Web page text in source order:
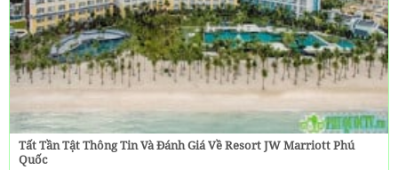
Tất Tần Tật Thông Tin Và Đánh Giá Về Resort JW Marriott Phú
Quốc